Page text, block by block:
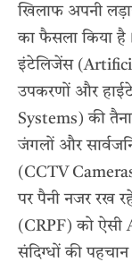
खिलाफ अपनी
का फैसला किया
इंटेलिजेंस
उपकरणों और
Systems) की
जंगलों और
(CCTV
पर पैनी नजर रख
(CRPF) को ऐसी
संदिग्धों की